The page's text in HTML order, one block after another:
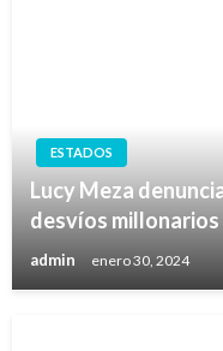
ESTADOS
Lucy Meza
desvíos
admin enero 30, 2024